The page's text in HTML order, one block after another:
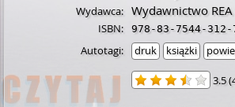
Wydawca: Wydawnictwo REA
ISBN: 978-83-7544-312-
Autotagi: druk książki
3.5(